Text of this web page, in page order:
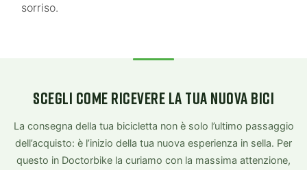
sorriso.
SCEGLI COME RICEVERE LA TUA NUOVA BICI
La consegna della tua bicicletta non è solo l’ultimo passaggio
dell’acquisto: è l’inizio della tua nuova esperienza in sella. Per
questo in Doctorbike la curiamo con la massima attenzione,